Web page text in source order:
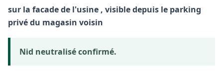
sur la facade de l'usine , visible depuis le parking
privé du magasin voisin
Nid neutralisé confirmé.